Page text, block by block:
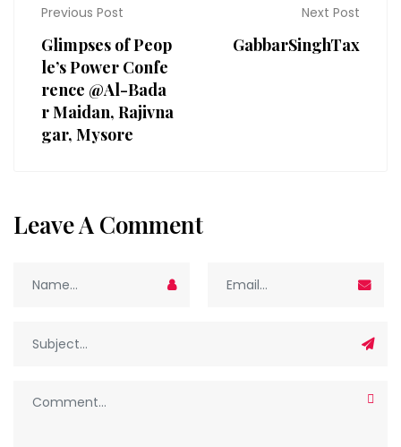
Previous Post
Glimpses of Peop
le’s Power Confe
rence @Al-Bada
r Maidan, Rajivna
gar, Mysore
Next Post
GabbarSinghTax
Leave A Comment